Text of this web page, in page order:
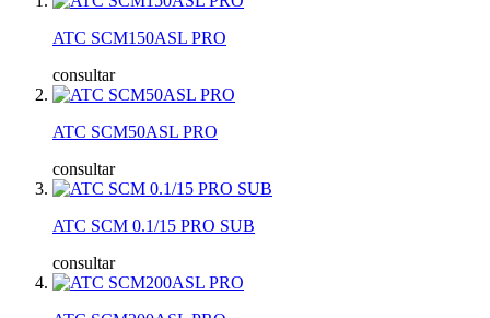
ATC SCM150ASL PRO
consultar
ATC SCM50ASL PRO
consultar
ATC SCM 0.1/15 PRO SUB
consultar